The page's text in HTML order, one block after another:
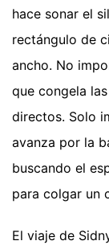
hace sonar el
rectángulo de
ancho. No
que congela
directos. Solo
avanza por la
buscando el
para colgar un
El viaje de